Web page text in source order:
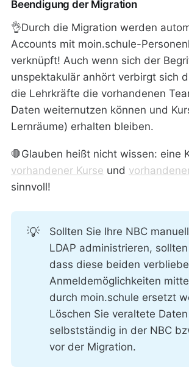
Beendigung der Migration
👌Durch die Migration werden
Accounts mit moin.schule-
verknüpft! Auch wenn sich der
unspektakulär anhört verbirgt sich
die Lehrkräfte die vorhandenen
Daten weiternutzen können und
Lernräume) erhalten bleiben.
🛑Glauben heißt nicht wissen: eine
vorhandener Kurse und
sinnvoll!
💡
Sollten Sie Ihre NBC
LDAP administrieren,
dass diese beiden
Anmeldemöglichkeiten
durch moin.schule ersetzt
Löschen Sie veraltete Daten
selbstständig in der NBC
vor der Migration.